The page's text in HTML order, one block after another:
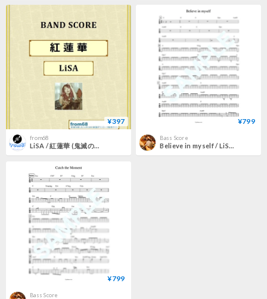
¥397
from68
LiSA / 紅蓮華 (鬼滅の刃) バンド・スコア(TAB譜) 楽譜 from68
¥799
Bass Score
Believe in myself / LiSA【ベース・タブ譜】
¥799
Bass Score